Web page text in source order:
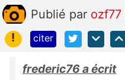
Publié par ozf77
!
citer
frederic76 a écrit